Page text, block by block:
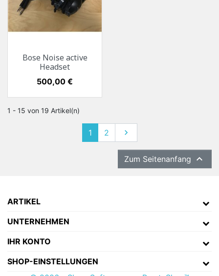
Bose Noise active
Headset
Preis
500,00 €
1 - 15 von 19 Artikel(n)
1 2 Weiter

Zum Seitenanfang 
ARTIKEL
UNTERNEHMEN
IHR KONTO
SHOP-EINSTELLUNGEN